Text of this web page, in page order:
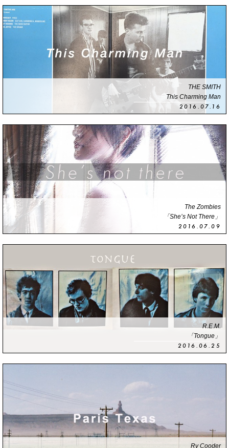
THE SMITH
This Charming Man
2016.07.16
The Zombies
「She’s Not There」
2016.07.09
R.E.M.
「Tongue」
2016.06.25
Ry Cooder